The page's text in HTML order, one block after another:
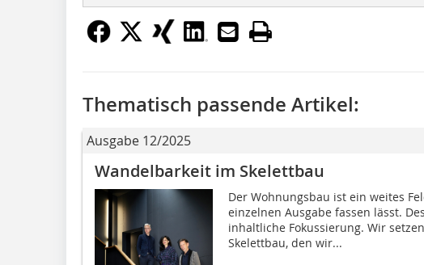
Thematisch passende Artikel:
Ausgabe 12/2025
Wandelbarkeit im Skelettbau
Der Wohnungsbau ist ein weites
einzelnen Ausgabe fassen lässt.
inhaltliche Fokussierung. Wir
Skelettbau, den wir...